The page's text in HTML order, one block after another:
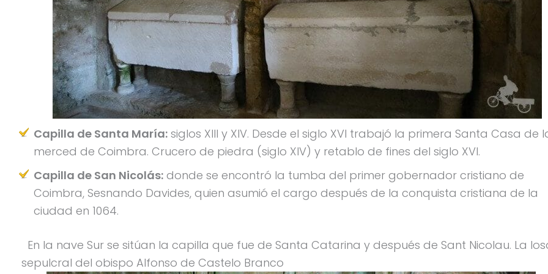
Capilla de Santa María: siglos XIII y XIV. Desde el siglo XVI trabajó la primera Santa Casa de
merced de Coimbra. Crucero de piedra (siglo XIV) y retablo de fines del siglo XVI.
Capilla de San Nicolás: donde se encontró la tumba del primer gobernador cristiano de
Coimbra, Sesnando Davides, quien asumió el cargo después de la conquista cristiana de la
ciudad en 1064.
En la nave Sur se sitúan la capilla que fue de Santa Catarina y después de Sant Nicolau. La
sepulcral del obispo Alfonso de Castelo Branco